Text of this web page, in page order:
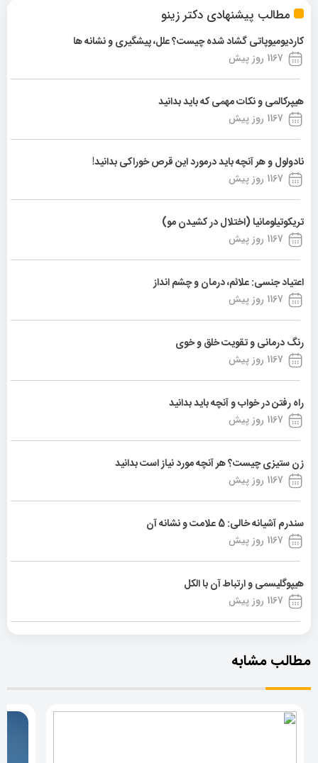
مطالب پیشنهادی دکتر زینو
کاردیومیوپاتی گشاد شده چیست؟ علل، پیشگیری و نشانه ها
1167 روز پیش
هیپرکالمی و نکات مهمی که باید بدانید
1167 روز پیش
نادولول و هر آنچه باید درمورد این قرص خوراکی بدانید!
1167 روز پیش
تریکوتیلومانیا (اختلال در کشیدن مو)
1167 روز پیش
اعتیاد جنسی: علائم، درمان و چشم انداز
1167 روز پیش
رنگ درمانی و تقویت خلق و خوی
1167 روز پیش
راه رفتن در خواب و آنچه باید بدانید
1167 روز پیش
زن ستیزی چیست؟ هر آنچه مورد نیاز است بدانید
1167 روز پیش
سندرم آشیانه خالی: 5 علامت و نشانه آن
1167 روز پیش
هیپوگلیسمی و ارتباط آن با الکل
1167 روز پیش
مطالب مشابه